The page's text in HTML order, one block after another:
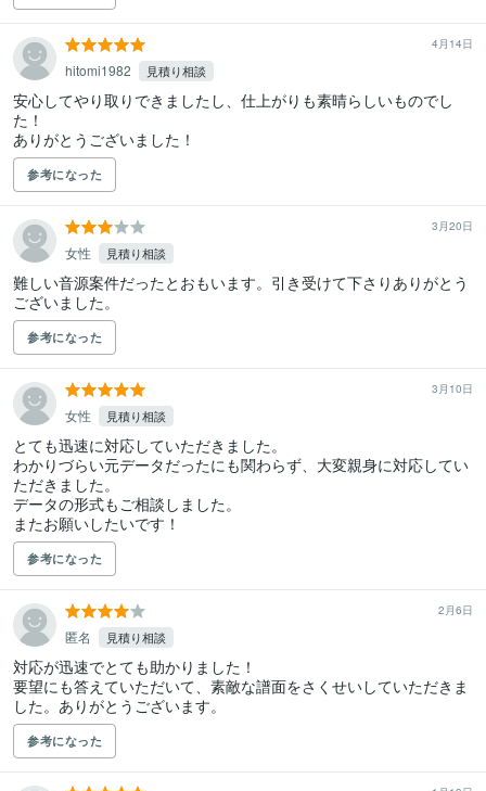
4月14日
hitomi1982 見積り相談
安心してやり取りできましたし、仕上がりも素晴らしいものでし
た！
ありがとうございました！
参考になった
3月20日
女性 見積り相談
難しい音源案件だったとおもいます。引き受けて下さりありがとう
ございました。
参考になった
3月10日
女性 見積り相談
とても迅速に対応していただきました。
わかりづらい元データだったにも関わらず、大変親身に対応してい
ただきました。
データの形式もご相談しました。
またお願いしたいです！
参考になった
2月6日
匿名 見積り相談
対応が迅速でとても助かりました！
要望にも答えていただいて、素敵な譜面をさくせいしていただきま
した。ありがとうございます。
参考になった